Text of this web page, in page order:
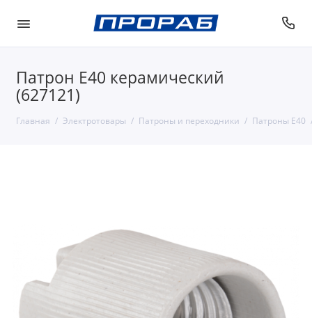
Патрон Е40 керамический
(627121)
Главная Электротовары Патроны и переходники Патроны Е40